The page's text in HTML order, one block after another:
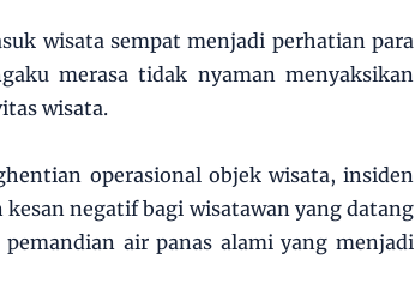
wisata sempat menjadi perhatian para
merasa tidak nyaman menyaksikan
wisata.
operasional objek wisata, insiden
negatif bagi wisatawan yang datang
air panas alami yang menjadi